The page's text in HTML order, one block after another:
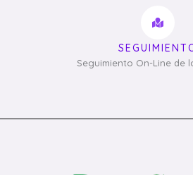
Seguimiento On-Line de